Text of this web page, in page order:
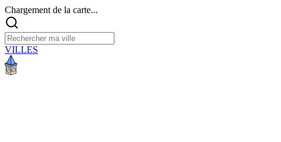
Chargement de la carte...
VILLES